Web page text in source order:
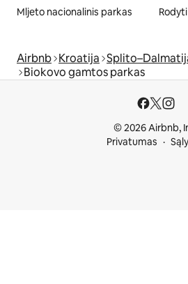
Mljeto nacionalinis parkas
Airbnb Kroatija
Biokovo gamtos parkas
© 2026 Airbnb,
Privatumas